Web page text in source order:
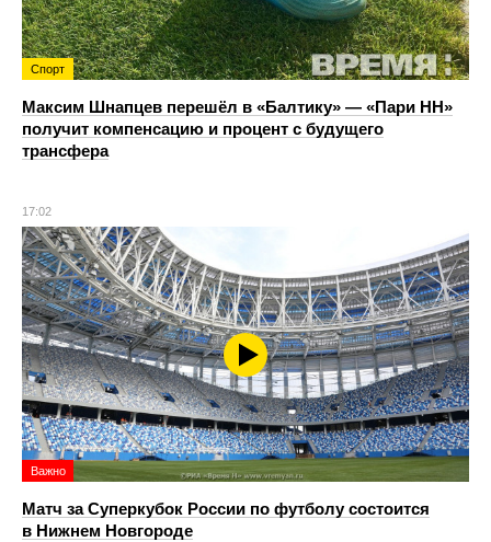
Спорт
Максим Шнапцев перешёл в «Балтику» — «Пари НН»
получит компенсацию и процент с будущего
трансфера
17:02
Важно
Матч за Суперкубок России по футболу состоится
в Нижнем Новгороде